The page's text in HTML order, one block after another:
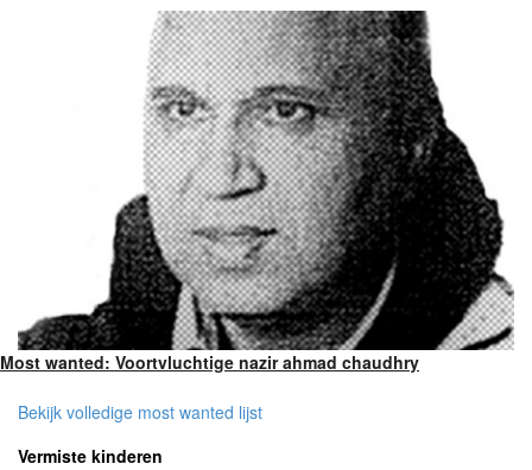
Most wanted: Voortvluchtige nazir ahmad chaudhry
Bekijk volledige most wanted lijst
Vermiste kinderen